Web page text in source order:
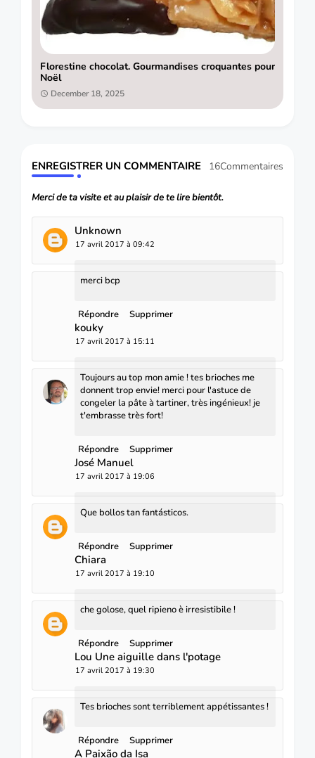
Florestine chocolat. Gourmandises croquantes pour
Noël
December 18, 2025
ENREGISTRER UN COMMENTAIRE 16Commentaires
Merci de ta visite et au plaisir de te lire bientôt.
Unknown
17 avril 2017 à 09:42
merci bcp
Répondre Supprimer
kouky
17 avril 2017 à 15:11
Toujours au top mon amie ! tes brioches me
donnent trop envie! merci pour l'astuce de
congeler la pâte à tartiner, très ingénieux! je
t'embrasse très fort!
Répondre Supprimer
José Manuel
17 avril 2017 à 19:06
Que bollos tan fantásticos.
Répondre Supprimer
Chiara
17 avril 2017 à 19:10
che golose, quel ripieno è irresistibile !
Répondre Supprimer
Lou Une aiguille dans l'potage
17 avril 2017 à 19:30
Tes brioches sont terriblement appétissantes !
Répondre Supprimer
A Paixão da Isa